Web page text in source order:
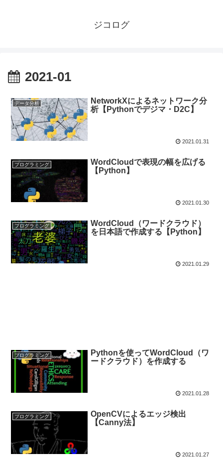
ジコログ
2021-01
データ分析
NetworkXによるネットワーク分
析【Pythonでデジマ・D2C】
2021.01.31
プログラミング
WordCloudで表現の幅を広げる
【Python】
2021.01.30
プログラミング
WordCloud（ワードクラウド）
を日本語で作成する【Python】
2021.01.29
プログラミング
Pythonを使ってWordCloud（ワ
ードクラウド）を作成する
2021.01.28
プログラミング
OpenCVによるエッジ検出
【Canny法】
2021.01.27